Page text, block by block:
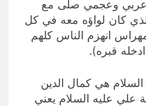
عربي وعجمي صلى مع
كان لواؤه معه في كل
انهزم الناس كلهم
قبره).
السلام هي كمال الدين
علي عليه السلام يعني